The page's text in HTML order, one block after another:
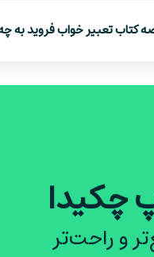
کتاب تعبیر خواب فروید به
چکیدا
و راحت‌تر